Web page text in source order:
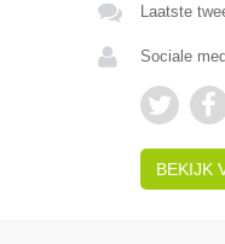
Laatste
Sociale
BEKIJK